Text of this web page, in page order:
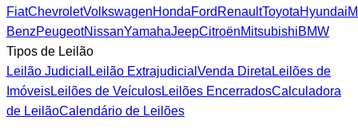
FiatChevroletVolkswagenHondaFord RenaultToyotaHyundai
BenzPeugeotNissanYamahaJeepCitroënMitsubishiBMW
Tipos de Leilão
Leilão Judicial Leilão Extrajudicial Venda Direta Leilões de
ImóveisLeilões de VeículosLeilões EncerradosCalculadora
de LeilãoCalendário de Leilões